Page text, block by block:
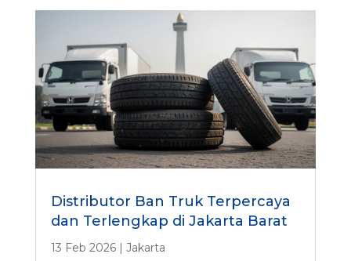
e
o
b
a
Distributor Ban Truk Terpercaya
dan Terlengkap di Jakarta Barat
13 Feb 2026| Jakarta